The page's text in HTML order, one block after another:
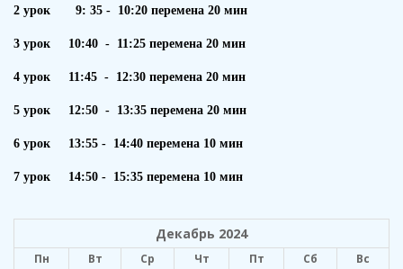
2 урок 9: 35 - 10:20 перемена 20 мин
3 урок 10:40 - 11:25 перемена 20 мин
4 урок 11:45 - 12:30 перемена 20 мин
5 урок 12:50 - 13:35 перемена 20 мин
6 урок 13:55 - 14:40 перемена 10 мин
7 урок 14:50 - 15:35 перемена 10 мин
Декабрь 2024
Пн Вт Ср Чт Пт Сб
Вс